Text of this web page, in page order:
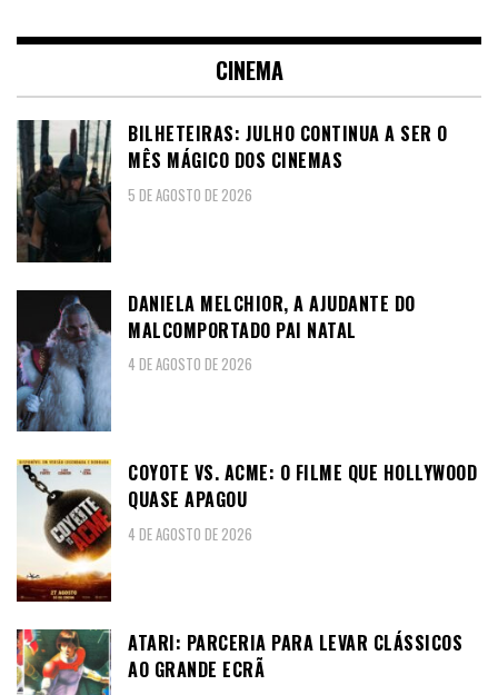
CINEMA
BILHETEIRAS: JULHO CONTINUA A SER O
MÊS MÁGICO DOS CINEMAS
5 DE AGOSTO DE 2026
DANIELA MELCHIOR, A AJUDANTE DO
MALCOMPORTADO PAI NATAL
4 DE AGOSTO DE 2026
COYOTE VS. ACME: O FILME QUE HOLLYWOOD
QUASE APAGOU
4 DE AGOSTO DE 2026
ATARI: PARCERIA PARA LEVAR CLÁSSICOS
AO GRANDE ECRÃ